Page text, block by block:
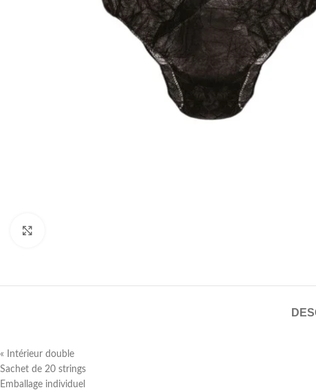
« Intérieur double
Sachet de 20 strings
Emballage individuel